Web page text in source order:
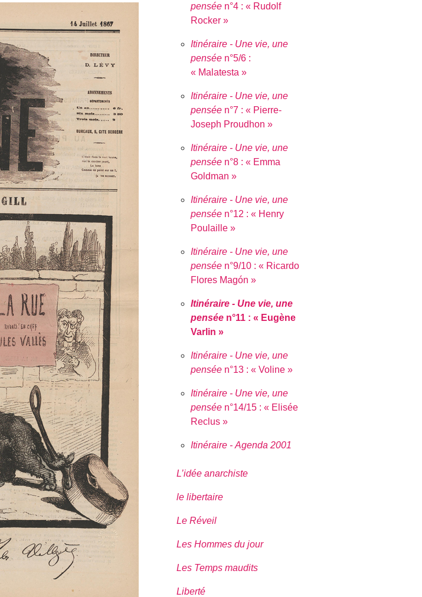
pensée n°4 : « Rudolf
Rocker »
Itinéraire - Une vie, une
pensée n°5/6 :
« Malatesta »
Itinéraire - Une vie, une
pensée n°7 : « Pierre-
Joseph Proudhon »
Itinéraire - Une vie, une
pensée n°8 : « Emma
Goldman »
Itinéraire - Une vie, une
pensée n°12 : « Henry
Poulaille »
Itinéraire - Une vie, une
pensée n°9/10 : « Ricardo
Flores Magón »
Itinéraire - Une vie, une
pensée n°11 : « Eugène
Varlin »
Itinéraire - Une vie, une
pensée n°13 : « Voline »
Itinéraire - Une vie, une
pensée n°14/15 : « Elisée
Reclus »
Itinéraire - Agenda 2001
L’idée anarchiste
le libertaire
Le Réveil
Les Hommes du jour
Les Temps maudits
Liberté